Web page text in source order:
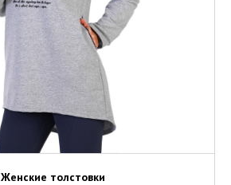
Женские толстовки